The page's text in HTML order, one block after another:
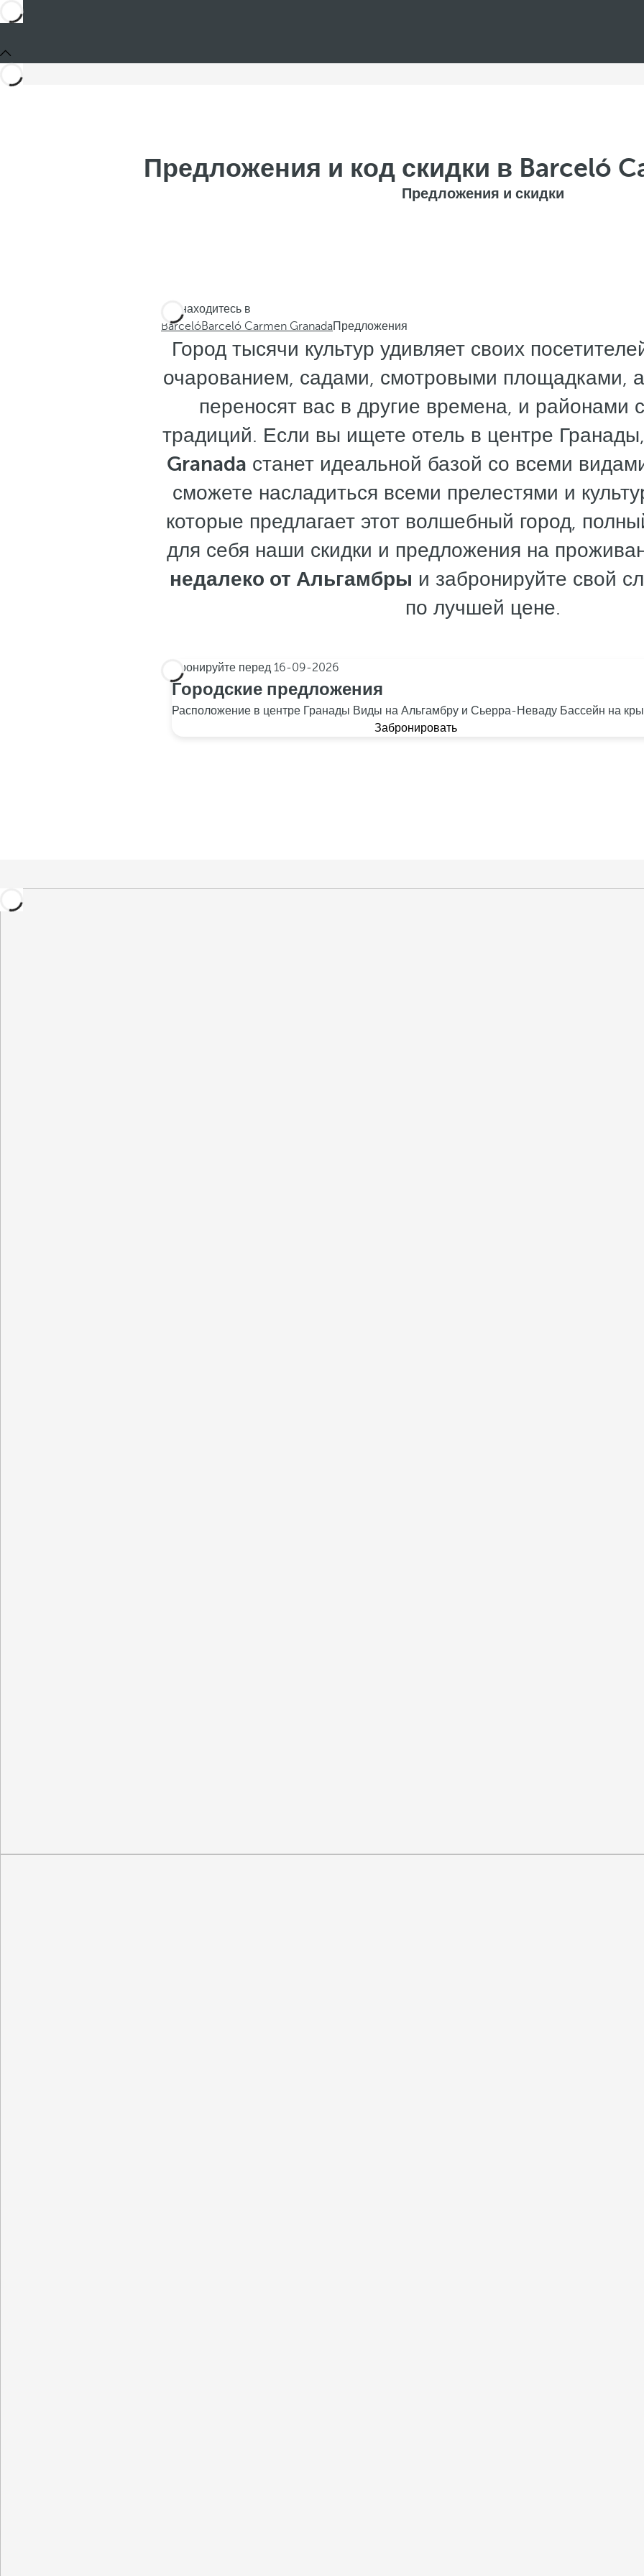
Предложения и код скидки в Barceló
Предложения и скидки
Вы находитесь в
BarcelóBarceló Carmen GranadaПредложения
Город тысячи культур удивляет своих
очарованием, садами, смотровыми площадками,
переносят вас в другие времена, и районами
традиций. Если вы ищете отель в центре
Granada станет идеальной базой со всеми
сможете насладиться всеми прелестями и
которые предлагает этот волшебный город,
для себя наши скидки и предложения на
недалеко от Альгамбры и забронируйте свой
по лучшей цене.
Бронируйте перед 16-09-2026
Городские предложения
Расположение в центре Гранады Виды на Альгамбру и Сьерра-Неваду Бассейн на
Забронировать